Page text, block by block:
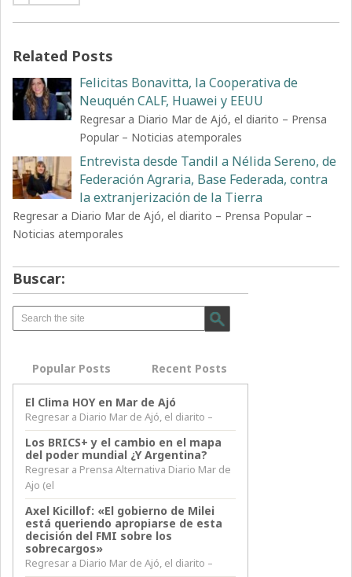
Related Posts
Felicitas Bonavitta, la Cooperativa de
Neuquén CALF, Huawei y EEUU
Regresar a Diario Mar de Ajó, el diarito – Prensa
Popular – Noticias atemporales
Entrevista desde Tandil a Nélida Sereno, de
Federación Agraria, Base Federada, contra
la extranjerización de la Tierra
Regresar a Diario Mar de Ajó, el diarito – Prensa Popular –
Noticias atemporales
Buscar:
Popular Posts Recent Posts
El Clima HOY en Mar de Ajó
Regresar a Diario Mar de Ajó, el diarito –
Los BRICS+ y el cambio en el mapa
del poder mundial ¿Y Argentina?
Regresar a Prensa Alternativa Diario Mar de
Ajo (el
Axel Kicillof: «El gobierno de Milei
está queriendo apropiarse de esta
decisión del FMI sobre los
sobrecargos»
Regresar a Diario Mar de Ajó, el diarito –